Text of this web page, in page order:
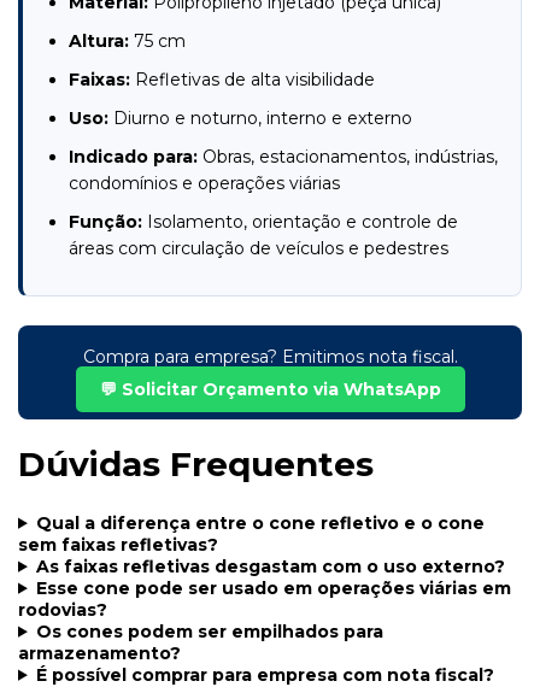
Altura: 75 cm
Faixas: Refletivas de alta visibilidade
Uso: Diurno e noturno, interno e externo
Indicado para: Obras, estacionamentos, indústrias,
condomínios e operações viárias
Função: Isolamento, orientação e controle de
áreas com circulação de veículos e pedestres
Compra para empresa? Emitimos nota fiscal.
💬 Solicitar Orçamento via WhatsApp
Dúvidas Frequentes
Qual a diferença entre o cone refletivo e o cone
sem faixas refletivas?
As faixas refletivas desgastam com o uso externo?
Esse cone pode ser usado em operações viárias em
rodovias?
Os cones podem ser empilhados para
armazenamento?
É possível comprar para empresa com nota fiscal?